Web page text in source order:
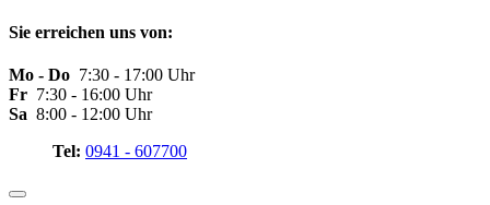
Sie erreichen uns von:
Mo - Do 7:30 - 17:00 Uhr
Fr 7:30 - 16:00 Uhr
Sa 8:00 - 12:00 Uhr
Tel: 0941 - 607700